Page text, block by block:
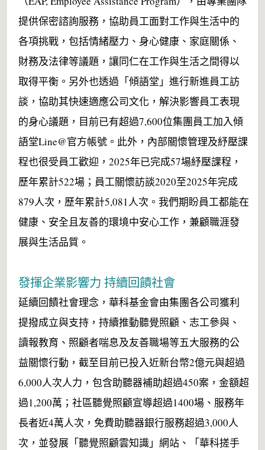
提供保密諮詢服務，協助員工面對工作與生活中的
各項挑戰，包括情緒壓力、身心健康、家庭關係、
財務及法律等議題，讓同仁在工作與生活之間得以
取得平衡。另外也透過「傾語堂」進行新進員工訪
談，協助其快速適應公司文化，解決影響員工表現
的身心議題，目前已有超過7,600位集團員工加入傾
語堂Line@官方帳號。此外，內部關懷管理及紓壓課
程也很受員工歡迎，2025年已完成57場紓壓課程，
歷年累計522場；員工關懷訪談2020至2025年完成
879人次，歷年累計5,081人次。我們期盼員工都能在
健康、安全且友善的環境中安心工作，兼顧職涯發
展與生活品質。
發揮企業影響力 持續回饋社會
延續回饋社會理念，華科基金會由集團各公司獲利
提撥成立與支持，持續推動聽覺照顧、志工參與、
讀報教育、照顧者喘息及友善職場等五大服務的公
益關懷行動，截至目前已投入近新台幣2億元與超過
6,000人次人力，包含助聽器補助超過450案，金額超
過1,200萬；社區聽覺照顧宣導超過1400場、服務年
長者近4萬人次，免費助聽器銀行服務超過3,000人
次，並發展「聽覺照顧雲知識」網站、「華科搓手